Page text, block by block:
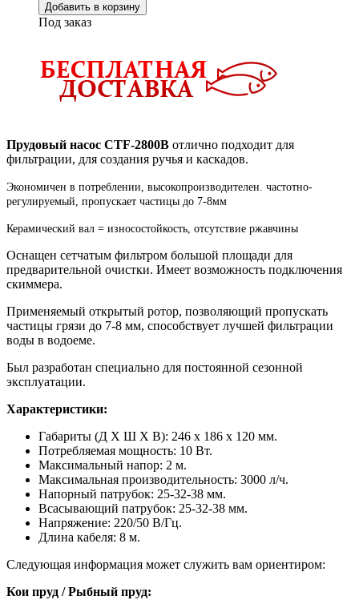
Добавить в корзину
Под заказ
Прудовый насос CTF-2800B отлично подходит для
фильтрации, для создания ручья и каскадов.
Экономичен в потреблении, высокопроизводителен. частотно-
регулируемый, пропускает частицы до 7-8мм
Керамический вал = износостойкость, отсутствие ржавчины
Оснащен сетчатым фильтром большой площади для
предварительной очистки. Имеет возможность подключения
скиммера.
Применяемый открытый ротор, позволяющий пропускать
частицы грязи до 7-8 мм, способствует лучшей фильтрации
воды в водоеме.
Был разработан специально для постоянной сезонной
эксплуатации.
Характеристики:
Габариты (Д Х Ш Х В): 246 х 186 х 120 мм.
Потребляемая мощность: 10 Вт.
Максимальный напор: 2 м.
Максимальная производительность: 3000 л/ч.
Напорный патрубок: 25-32-38 мм.
Всасывающий патрубок: 25-32-38 мм.
Напряжение: 220/50 В/Гц.
Длина кабеля: 8 м.
Следующая информация может служить вам ориентиром:
Кои пруд / Рыбный пруд: